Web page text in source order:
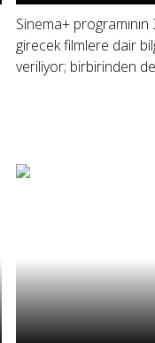
Sinema+
girecek filmlere dair
veriliyor; birbirinden